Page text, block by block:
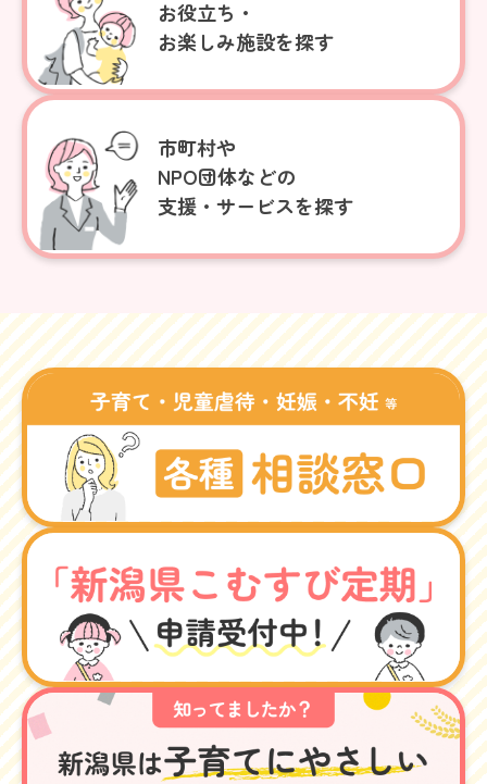
お役立ち・
お楽しみ施設を探す
市町村や
NPO団体などの
支援・サービスを探す